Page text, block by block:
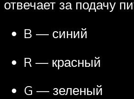
отвечает за подачу
B — синий
R — красный
G — зеленый